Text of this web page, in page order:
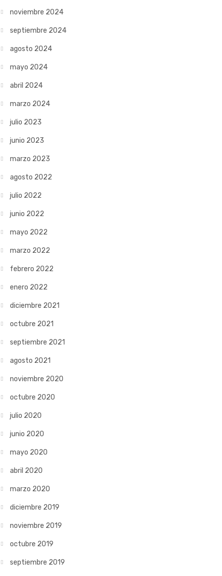
noviembre 2024
septiembre 2024
agosto 2024
mayo 2024
abril 2024
marzo 2024
julio 2023
junio 2023
marzo 2023
agosto 2022
julio 2022
junio 2022
mayo 2022
marzo 2022
febrero 2022
enero 2022
diciembre 2021
octubre 2021
septiembre 2021
agosto 2021
noviembre 2020
octubre 2020
julio 2020
junio 2020
mayo 2020
abril 2020
marzo 2020
diciembre 2019
noviembre 2019
octubre 2019
septiembre 2019